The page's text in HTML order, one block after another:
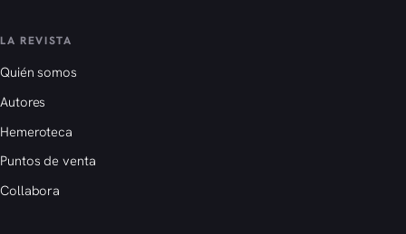
LA REVISTA
Quién somos
Autores
Hemeroteca
Puntos de venta
Collabora